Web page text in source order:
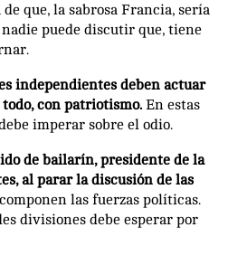
que, la sabrosa Francia, sería
puede discutir que, tiene
independientes deben actuar
con patriotismo. En estas
imperar sobre el odio.
de bailarín, presidente de la
al parar la discusión de las
las fuerzas políticas.
divisiones debe esperar por